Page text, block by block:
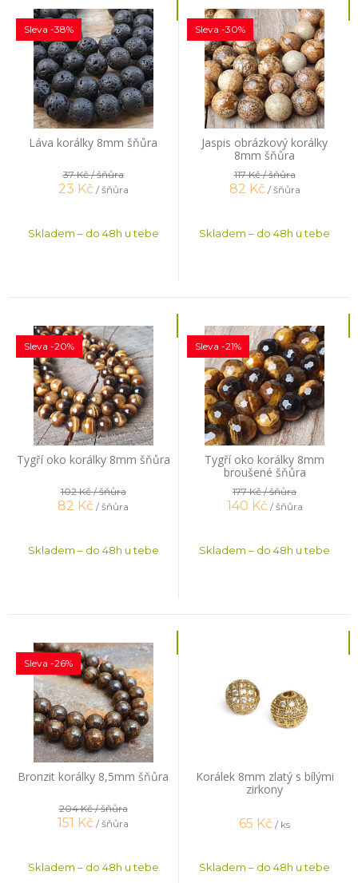
Láva korálky 8mm šňůra
Sleva -38%
37 Kč/ šňůra
23 Kč / šňůra
Skladem – do 48h u tebe
Jaspis obrázkový korálky
8mm šňůra
Sleva -30%
117 Kč/ šňůra
82 Kč / šňůra
Skladem – do 48h u tebe
Tygří oko korálky 8mm šňůra
Sleva -20%
102 Kč/ šňůra
82 Kč / šňůra
Skladem – do 48h u tebe
Tygří oko korálky 8mm
broušené šňůra
Sleva -21%
177 Kč/ šňůra
140 Kč / šňůra
Skladem – do 48h u tebe
Bronzit korálky 8,5mm šňůra
Sleva -26%
204 Kč/ šňůra
151 Kč / šňůra
Skladem – do 48h u tebe
Korálek 8mm zlatý s bílými
zirkony
65 Kč / ks
Skladem – do 48h u tebe